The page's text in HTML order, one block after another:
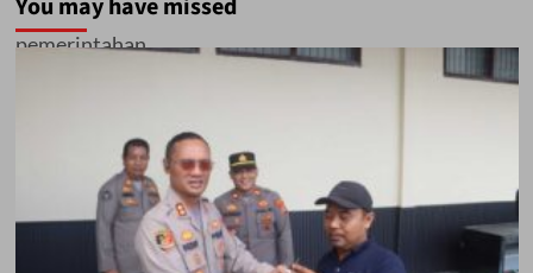
pemerintahan.
Timur, aksi ini juga
akan diikuti oleh
You may have missed